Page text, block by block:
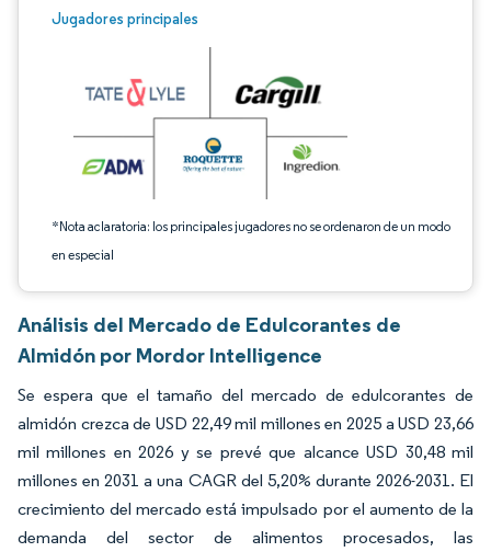
Jugadores principales
*Nota aclaratoria: los principales jugadores no se ordenaron de un modo
en especial
Imagen © Mordor Intelligence. El uso requiere atribución según CC BY 4.0.
Análisis del Mercado de Edulcorantes de
Almidón por Mordor Intelligence
Se espera que el tamaño del mercado de edulcorantes de
almidón crezca de USD 22,49 mil millones en 2025 a USD 23,66
mil millones en 2026 y se prevé que alcance USD 30,48 mil
millones en 2031 a una CAGR del 5,20% durante 2026-2031. El
crecimiento del mercado está impulsado por el aumento de la
demanda del sector de alimentos procesados, las